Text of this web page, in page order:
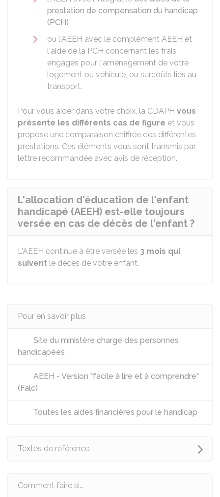
prestation de compensation du handicap
(PCH)
ou l'AEEH avec le complément AEEH et
l'aide de la PCH concernant les frais
engagés pour l'aménagement de votre
logement ou véhicule, ou surcoûts liés au
transport.
Pour vous aider dans votre choix, la CDAPH vous
présente les différents cas de figure et vous
propose une comparaison chiffrée des différentes
prestations. Ces éléments vous sont transmis par
lettre recommandée avec avis de réception.
L'allocation d'éducation de l'enfant
handicapé (AEEH) est-elle toujours
versée en cas de décès de l'enfant ?
L'AEEH continue à être versée les 3 mois qui
suivent le décès de votre enfant.
Pour en savoir plus
Site du ministère chargé des personnes
handicapées
AEEH - Version "facile à lire et à comprendre"
(Falc)
Toutes les aides financières pour le handicap
Textes de référence
Comment faire si...